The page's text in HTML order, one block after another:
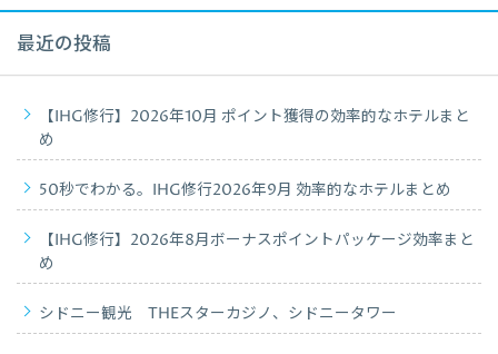
最近の投稿
【IHG修行】2026年10月 ポイント獲得の効率的なホテルまと
め
50秒でわかる。IHG修行2026年9月 効率的なホテルまとめ
【IHG修行】2026年8月ボーナスポイントパッケージ効率まと
め
シドニー観光 THEスターカジノ、シドニータワー